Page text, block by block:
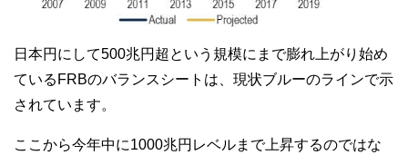
日本円にして500兆円超という規模にまで膨れ上がり始め
ているFRBのバランスシートは、現状ブルーのラインで示
されています。
ここから今年中に1000兆円レベルまで上昇するのではな